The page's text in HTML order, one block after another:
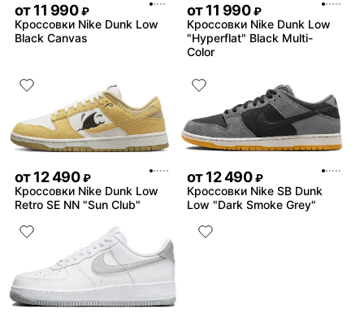
от11 990 ₽
Кроссовки Nike Dunk Low
Black Canvas
от11 990 ₽
Кроссовки Nike Dunk Low
"Hyperflat" Black Multi-
Color
от12 490 ₽
Кроссовки Nike Dunk Low
Retro SE NN "Sun Club"
от12 490 ₽
Кроссовки Nike SB Dunk
Low "Dark Smoke Grey"